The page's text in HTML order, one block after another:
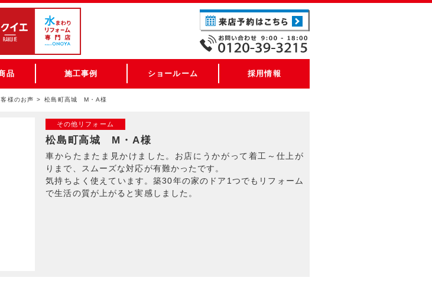
品 施工事例 ショールーム 採用情報
様のお声 松島町高城 M・A様
その他リフォーム
松島町高城 M・A様
車からたまたま見かけました。お店にうかがって着工～仕上が
りまで、スムーズな対応が有難かったです。
気持ちよく使えています。築30年の家のドア1つでもリフォーム
で生活の質が上がると実感しました。